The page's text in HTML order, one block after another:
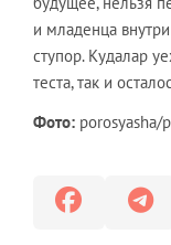
и младенца
ступор. Кудалар
теста, так и
Фото: porosyasha/